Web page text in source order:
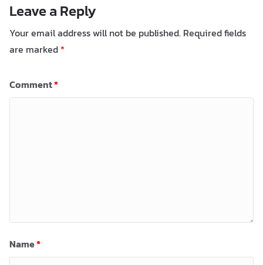
Leave a Reply
Your email address will not be published. Required fields
are marked *
Comment*
Name*